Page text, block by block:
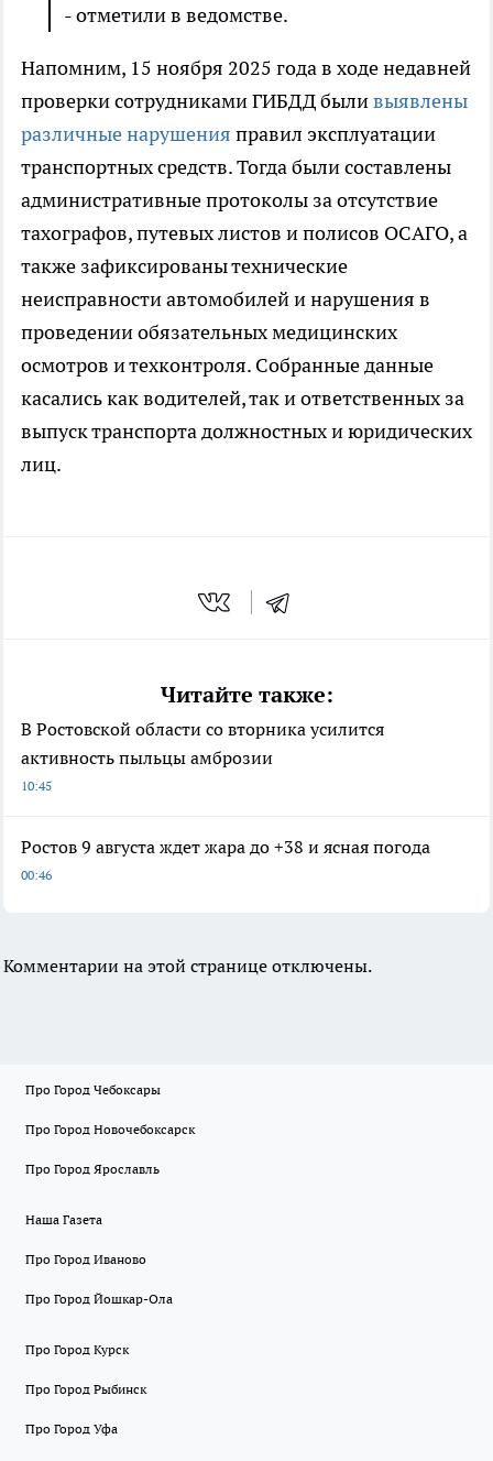
- отметили в ведомстве.
Напомним, 15 ноября 2025 года в ходе недавней
проверки сотрудниками ГИБДД быливыявлены
различные нарушения правил эксплуатации
транспортных средств. Тогда были составлены
административные протоколы за отсутствие
тахографов, путевых листов и полисов ОСАГО, а
также зафиксированы технические
неисправности автомобилей и нарушения в
проведении обязательных медицинских
осмотров и техконтроля. Собранные данные
касались как водителей, так и ответственных за
выпуск транспорта должностных и юридических
лиц.
Читайте также:
В Ростовской области со вторника усилится
активность пыльцы амброзии
10:45
Ростов 9 августа ждет жара до +38 и ясная погода
00:46
Комментарии на этой странице отключены.
Про Город Чебоксары
Про Город Новочебоксарск
Про Город Ярославль
Наша Газета
Про Город Иваново
Про Город Йошкар-Ола
Про Город Курск
Про Город Рыбинск
Про Город Уфа